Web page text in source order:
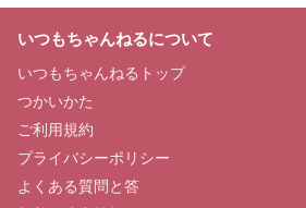
いつもちゃんねるについて
いつもちゃんねるトップ
つかいかた
ご利用規約
プライバシーポリシー
よくある質問と答